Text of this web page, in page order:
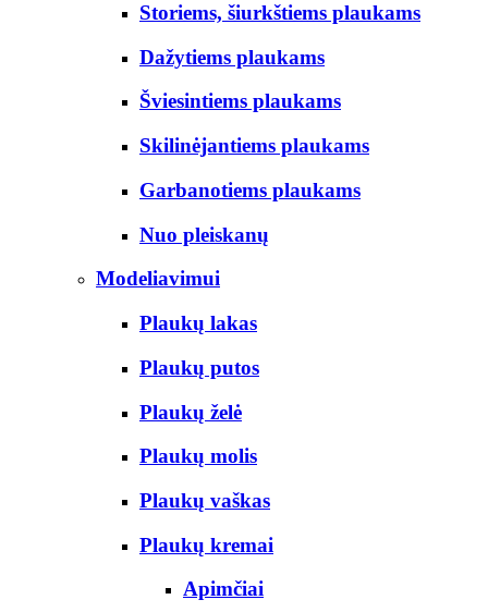
Storiems, šiurkštiems plaukams
Dažytiems plaukams
Šviesintiems plaukams
Skilinėjantiems plaukams
Garbanotiems plaukams
Nuo pleiskanų
Modeliavimui
Plaukų lakas
Plaukų putos
Plaukų želė
Plaukų molis
Plaukų vaškas
Plaukų kremai
Apimčiai